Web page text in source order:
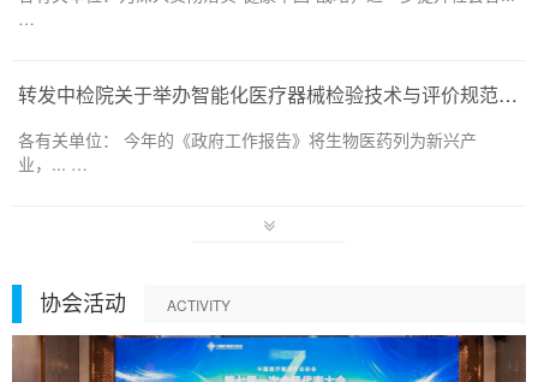
…
转发中检院关于举办智能化医疗器械检验技术与评价规范培训班的通知
各有关单位： 今年的《政府工作报告》将生物医药列为新兴产
业，... …
协会活动 ACTIVITY